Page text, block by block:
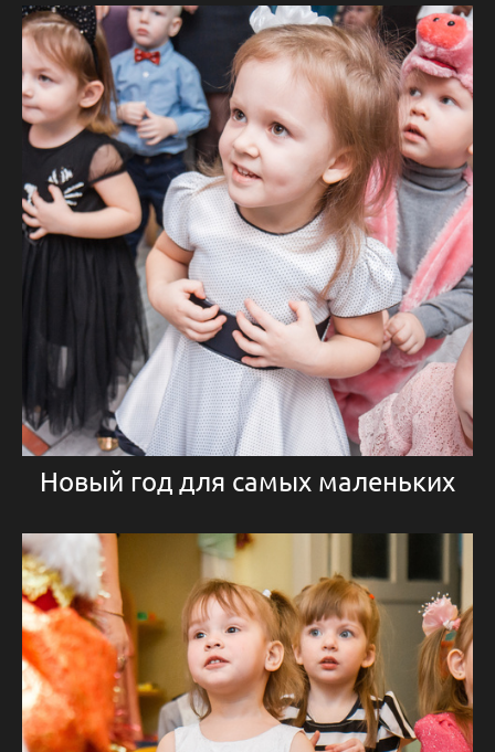
Новый год для самых маленьких